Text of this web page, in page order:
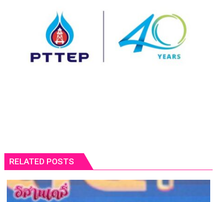
RELATED POSTS